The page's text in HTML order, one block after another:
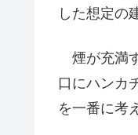
した想定の
煙が充満
口にハンカ
を一番に考